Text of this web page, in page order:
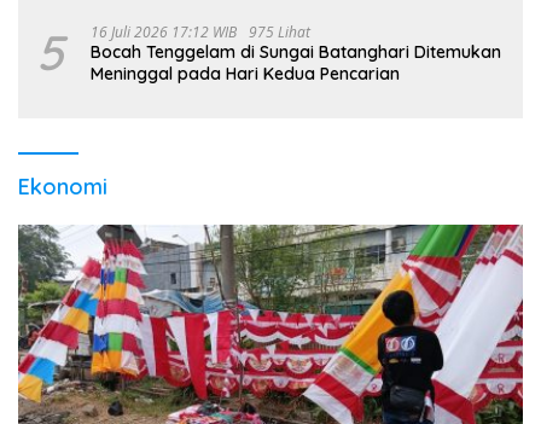
5 16 Juli 2026 17:12 WIB 975 Lihat
Bocah Tenggelam di Sungai Batanghari Ditemukan
Meninggal pada Hari Kedua Pencarian
Ekonomi